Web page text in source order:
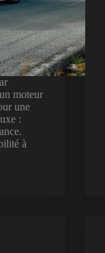
moteur
une
:
à